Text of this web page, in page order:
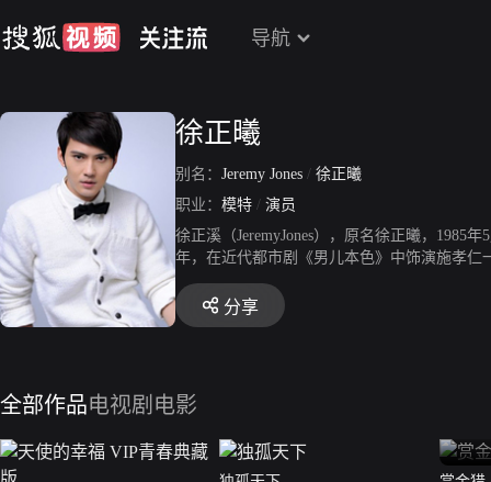
导航
徐正曦
别名： Jeremy Jones / 徐正曦
职业： 模特 / 演员
徐正溪（JeremyJones），原名徐正曦，1985
年，在近代都市剧《男儿本色》中饰演施孝仁
在古装历史剧《卫子夫》中饰演段宏；同年
出演电视剧《独孤天下》。2017年，出演时
装励志剧《凤弈》；同年，主演古装奇幻剧
分享
全部作品电视剧 电影